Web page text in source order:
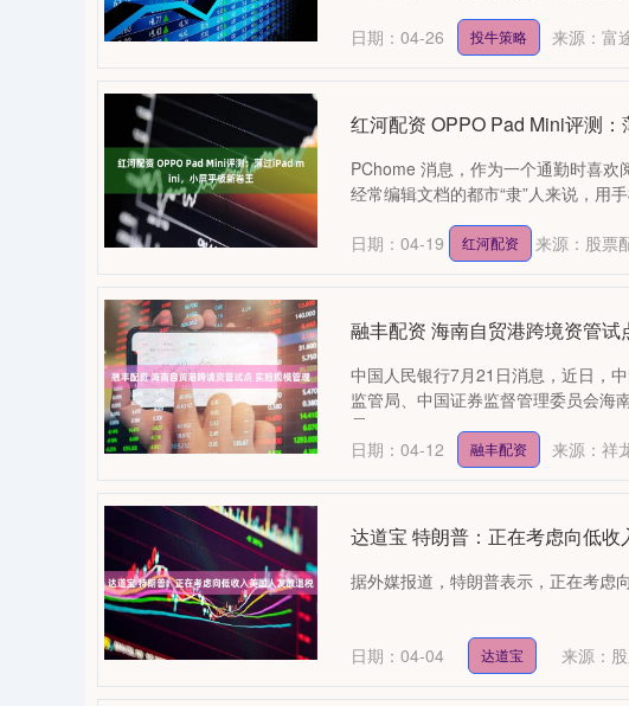
日期：04-26 投牛策略 来源：富
红河配资 OPPO Pad Mini评测
PChome 消息，作为一个通勤时喜
经常编辑文档的都市“隶”人来说，用
日期：04-19 红河配资 来源：股票
融丰配资 海南自贸港跨境资管试
中国人民银行7月21日消息，近日，
监管局、中国证券监督管理委员会海
局....
日期：04-12
融丰配资 来源：祥
达道宝 特朗普：正在考虑向低收
据外媒报道，特朗普表示，正在考虑
日期：04-04 达道宝 来源：